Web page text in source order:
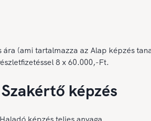
ára (ami tartalmazza az Alap képzés
8 x 60.000,-Ft.
Szakértő képzés